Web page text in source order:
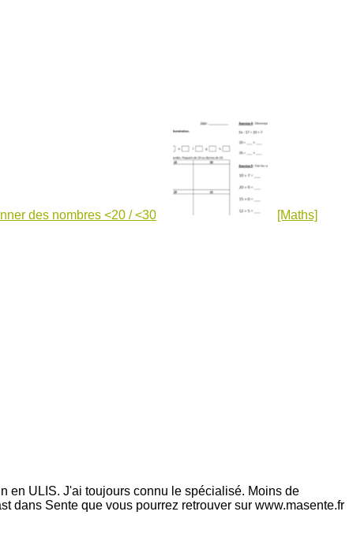
des nombres <20 / <30 [Maths]
en ULIS. J'ai toujours connu le spécialisé. Moins de
dans Sente que vous pourrez retrouver sur www.masente.fr